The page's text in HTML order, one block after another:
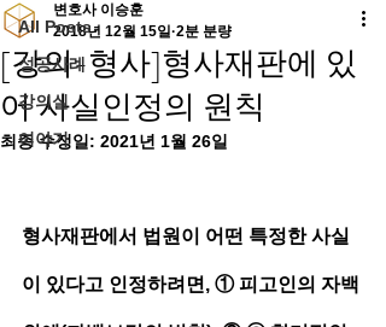
All Posts
성공사례
강의실
이야기
[강의-형사]형사재판에 있
어 사실인정의 원칙
변호사 이승훈
2018년 12월 15일 2분 분량
최종 수정일: 2021년 1월 26일
형사재판에서 법원이 어떤 특정한 사실
이 있다고 인정하려면, ① 피고인의 자백